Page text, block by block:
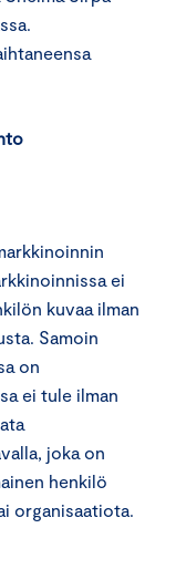
ei
kuvaa ilman
Samoin
on
ei tule ilman
joka on
henkilö
organisaatiota.